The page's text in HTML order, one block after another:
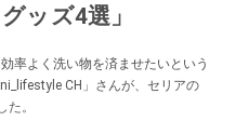
ッズ4選」
率よく洗い物を済ませたいという
CH」さんが、セリアの
。